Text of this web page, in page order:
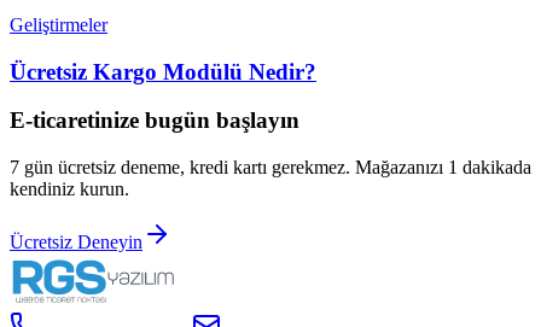
Geliştirmeler
Ücretsiz Kargo Modülü Nedir?
E-ticaretinize bugün başlayın
7 gün ücretsiz deneme, kredi kartı gerekmez. Mağazanızı 1 dakikada
kendiniz kurun.
Ücretsiz Deneyin